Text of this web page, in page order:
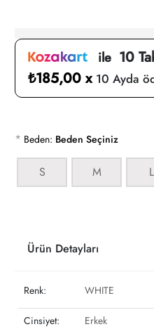
ile10
₺185,00 x 10 Ayda
* Beden: Beden Seçiniz
S M L
Ürün Detayları
Renk: WHITE
Cinsiyet: Erkek